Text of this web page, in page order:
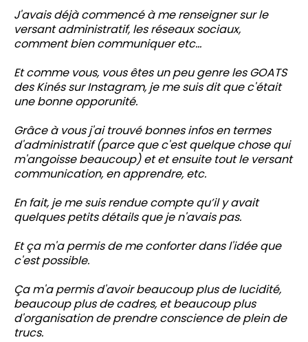
J'avais déjà commencé à me renseigner sur le
versant administratif, les réseaux sociaux,
comment bien communiquer etc...
Et comme vous, vous êtes un peu genre les GOATS
des Kinés sur Instagram, je me suis dit que c'était
une bonne opporunité.
Grâce à vous j'ai trouvé bonnes infos en termes
d'administratif (parce que c'est quelque chose qui
m'angoisse beaucoup) et et ensuite tout le versant
communication, en apprendre, etc.
En fait, je me suis rendue compte qu’il y avait
quelques petits détails que je n'avais pas.
Et ça m'a permis de me conforter dans l'idée que
c'est possible.
Ça m'a permis d'avoir beaucoup plus de lucidité,
beaucoup plus de cadres, et beaucoup plus
d'organisation de prendre conscience de plein de
trucs.